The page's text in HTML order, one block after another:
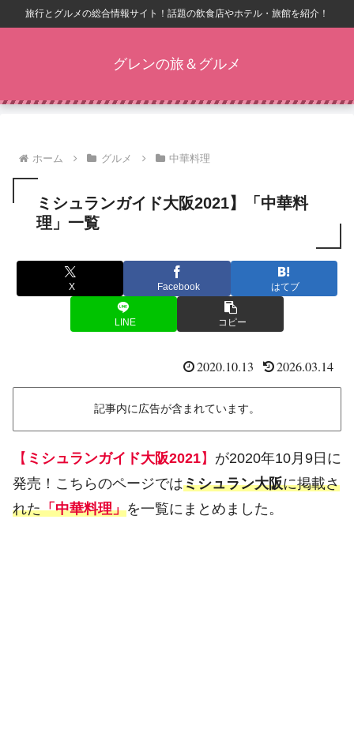
旅行とグルメの総合情報サイト！話題の飲食店やホテル・旅館を紹介！
グレンの旅＆グルメ
ホーム グルメ 中華料理
ミシュランガイド大阪2021】「中華料
理」一覧
X Facebook はてブ
LINE コピー
2020.10.13 2026.03.14
記事内に広告が含まれています。
【 ミシュランガイド大阪2021】 が2020年10月9日に
発売！こちらのページではミシュラン大阪に掲載さ
れた「中華料理」を一覧にまとめました。